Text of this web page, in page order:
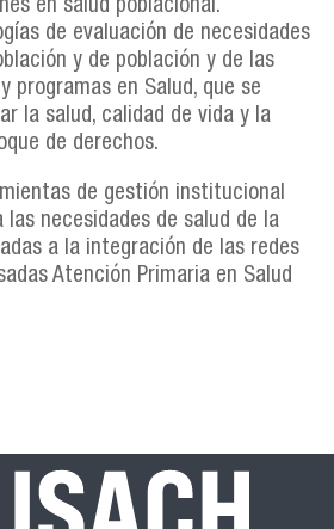
en salud poblacional.
de evaluación de necesidades
y de población y de las
programas en Salud, que se
la salud, calidad de vida y la
de derechos.
de gestión institucional
las necesidades de salud de la
a la integración de las redes
Atención Primaria en Salud